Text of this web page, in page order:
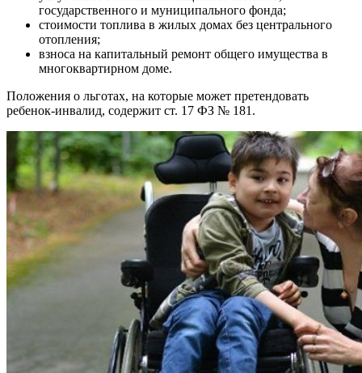
государственного и муниципального фонда;
стоимости топлива в жилых домах без центрального
отопления;
взноса на капитальный ремонт общего имущества в
многоквартирном доме.
Положения о льготах, на которые может претендовать
ребенок-инвалид, содержит ст. 17 ФЗ № 181.